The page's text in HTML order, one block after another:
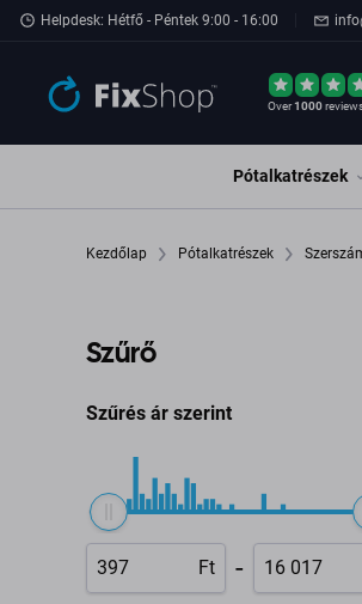
Ugrás az oldal fő részéhez
Helpdesk: Hétfő - Péntek 9:00 - 16:00
Over1000
Pótalkatrészek
Kezdőlap Pótalkatrészek
Szűrő
Szűrés ár szerint
Ft -